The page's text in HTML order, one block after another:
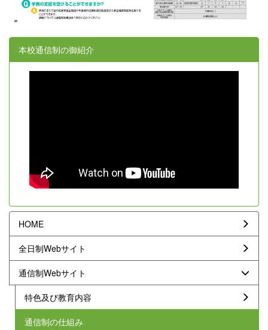
本校通信制の御紹介
HOME
全日制Webサイト
通信制Webサイト
特色及び教育内容
通信制の仕組み